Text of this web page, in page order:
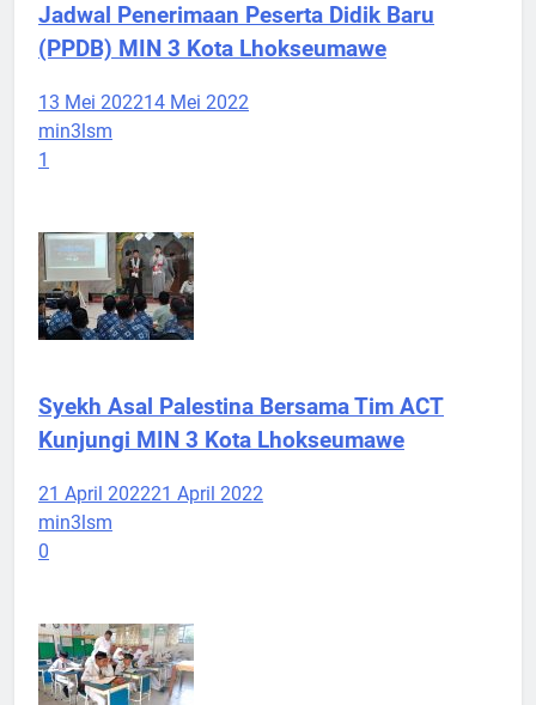
Jadwal Penerimaan Peserta Didik Baru
(PPDB) MIN 3 Kota Lhokseumawe
13 Mei 202214 Mei 2022
min3lsm
1
Syekh Asal Palestina Bersama Tim ACT
Kunjungi MIN 3 Kota Lhokseumawe
21 April 202221 April 2022
min3lsm
0